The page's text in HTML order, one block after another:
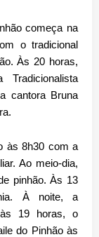
começa na
o tradicional
Às 20 horas,
cantora Bruna
às 8h30 com a
Ao meio-dia,
pinhão. Às 13
À noite, a
19 horas, o
do Pinhão às